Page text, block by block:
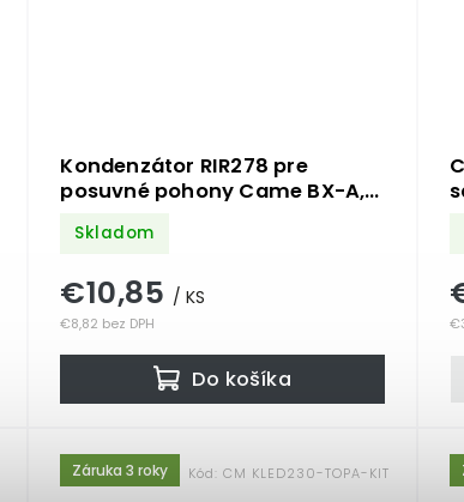
Kondenzátor RIR278 pre
posuvné pohony Came BX-A,
Skladom
€8,82 bez DPH
€10,85 / KS
Do košíka
Záruka 3 roky Kód: CM KLED230-TOPA-KIT